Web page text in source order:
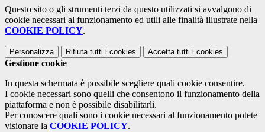
Questo sito o gli strumenti terzi da questo utilizzati si avvalgono di
cookie necessari al funzionamento ed utili alle finalità illustrate nella
COOKIE POLICY.
Personalizza Rifiuta tutti i cookies Accetta tutti i cookies
Gestione cookie
In questa schermata è possibile scegliere quali cookie consentire.
I cookie necessari sono quelli che consentono il funzionamento della
piattaforma e non è possibile disabilitarli.
Per conoscere quali sono i cookie necessari al funzionamento potete
visionare la COOKIE POLICY.